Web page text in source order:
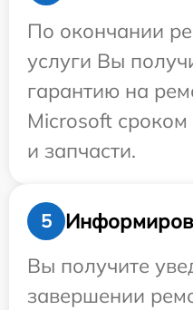
По окончании
услуги Вы
гарантию на
Microsoft
и запчасти.
5
Вы получите
завершении